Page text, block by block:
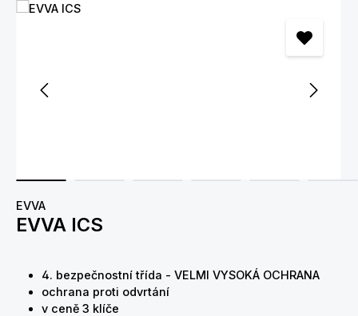
Přeskočit galerii obrázků
EVVA
EVVA ICS
4. bezpečnostní třída - VELMI VYSOKÁ OCHRANA
ochrana proti odvrtání
v ceně 3 klíče